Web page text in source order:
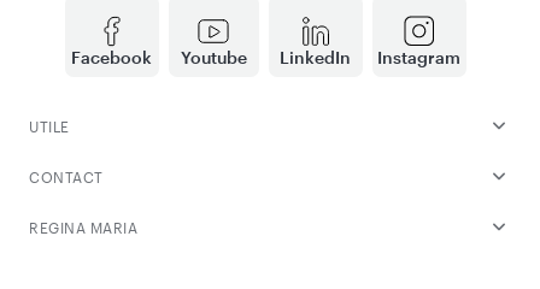
Facebook Youtube LinkedIn Instagram
UTILE
CONTACT
REGINA MARIA